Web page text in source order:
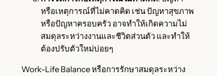
หรือเหตุการณ์ที่ไม่คาดคิด เช่น ปัญหาสุขภาพ
หรือปัญหาครอบครัว อาจทำให้เกิดความไม่
สมดุลระหว่างงานและชีวิตส่วนตัว และทำให้
ต้องปรับตัวใหม่บ่อยๆ
Work-Life Balance หรือการรักษาสมดุลระหว่าง